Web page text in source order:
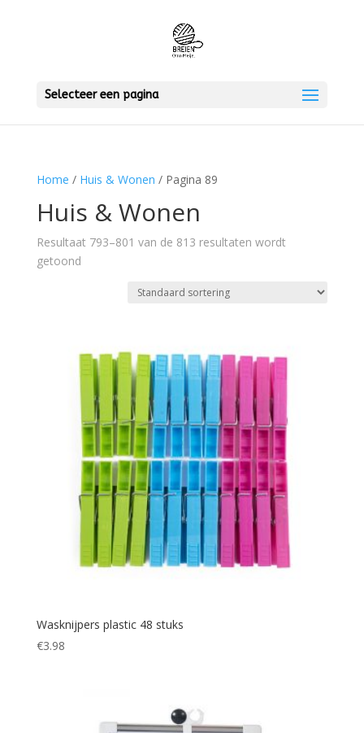
Selecteer een pagina
Home / Huis & Wonen / Pagina 89
Huis & Wonen
Resultaat 793–801 van de 813 resultaten wordt
getoond
Wasknijpers plastic 48 stuks
€3.98